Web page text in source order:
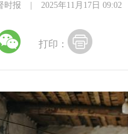
时报 2025年11月17日 09:02
打印：